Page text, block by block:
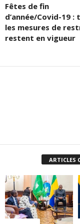
Fêtes de fin
d’année/Covid-19 :
les mesures de
restent en vigueur
ARTICLES